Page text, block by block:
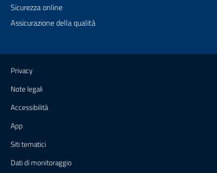
Sicurezza online
Assicurazione della qualità
Link e informazioni utili
Privacy
Note legali
Accessibilità
App
Siti tematici
Dati di monitoraggio